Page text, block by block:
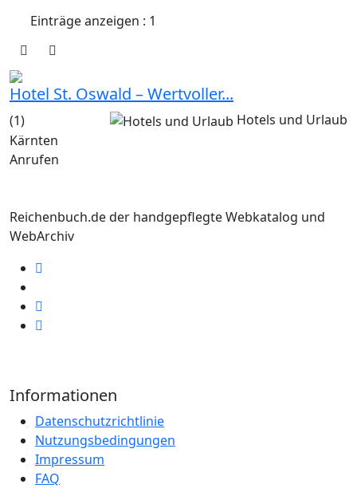
Einträge anzeigen : 1
Hotel St. Oswald – Wertvoller...
(1)
Hotels und Urlaub
Kärnten
Anrufen
Reichenbuch.de der handgepflegte Webkatalog und
WebArchiv
Informationen
Datenschutzrichtlinie
Nutzungsbedingungen
Impressum
FAQ